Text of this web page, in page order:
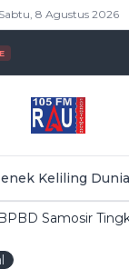
Sabtu, 8 Agustus 2026
Keliling
BPBD Samosir